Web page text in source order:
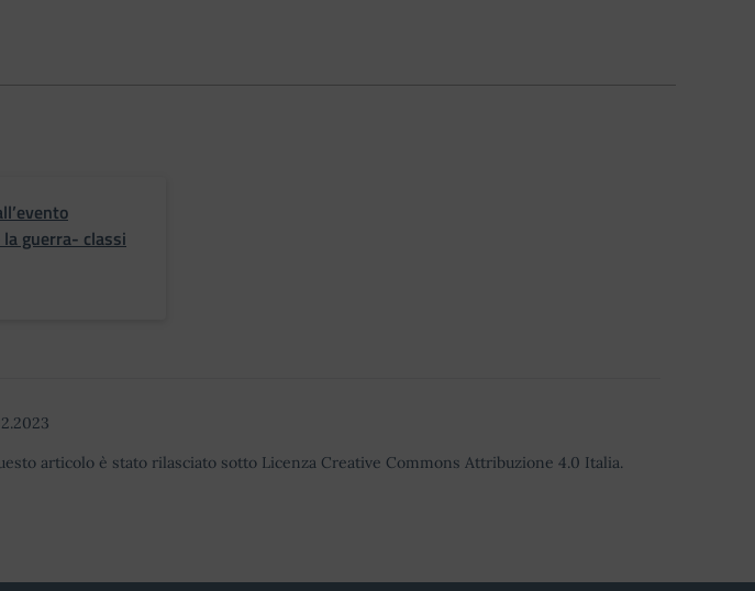
guerra- classi
articolo è stato rilasciato sotto Licenza Creative Commons Attribuzione 4.0 Italia.